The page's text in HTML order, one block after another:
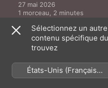
27 mai 2026
1 morceau, 2 minutes
Clips vidéo
Sélectionnez un
contenu spécifique
trouvez
États-Unis (Français
France)